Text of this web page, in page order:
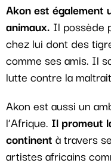
Akon est également
animaux. Il possède
chez lui dont des
comme ses amis. Il
lutte contre la
Akon est aussi un
l’Afrique. Il promeut
continent à travers
artistes africains